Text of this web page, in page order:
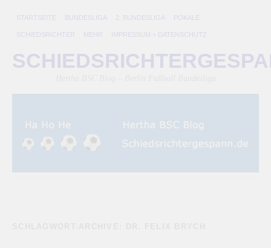
STARTSEITE BUNDESLIGA 2. BUNDESLIGA POKALE
SCHIEDSRICHTER MEHR IMPRESSUM + DATENSCHUTZ